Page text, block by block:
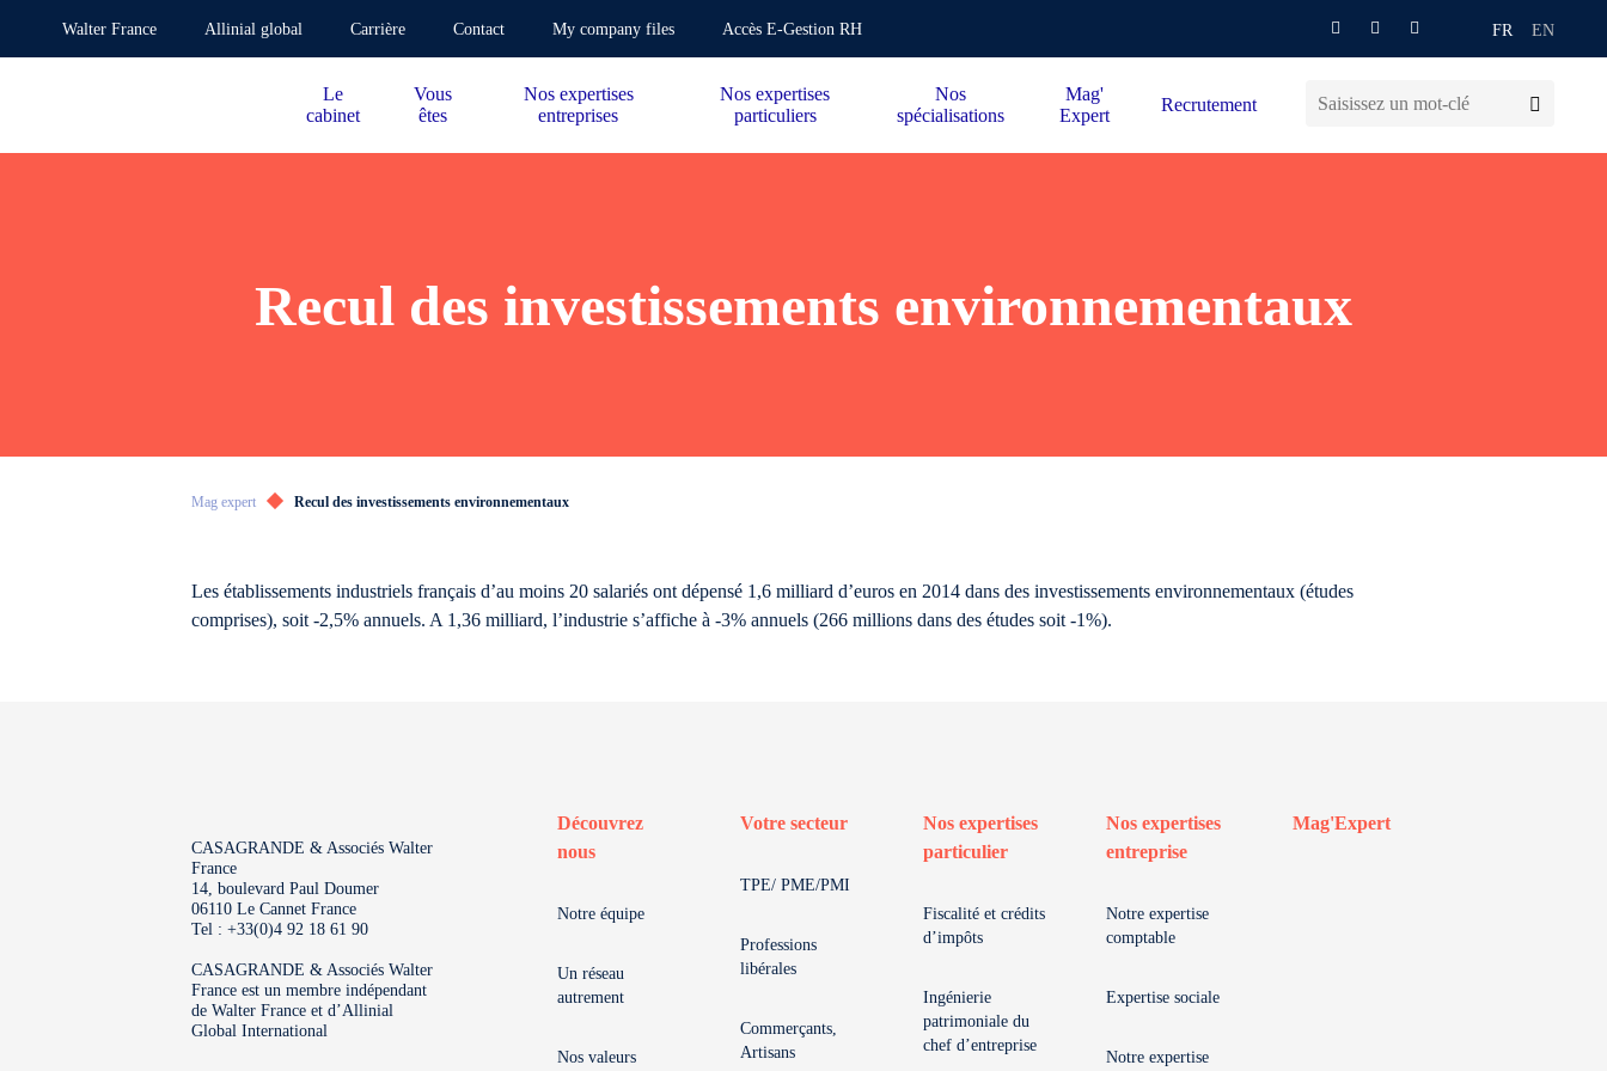
Walter France Allinial global Carrière Contact My company files Accès E-Gestion RH FR EN
Le
cabinet
Vous
êtes
Nos expertises
entreprises
Nos expertises
particuliers
Nos
spécialisations
Mag'
Expert
Recrutement
Recul des investissements environnementaux
Mag expert Recul des investissements environnementaux
Les établissements industriels français d’au moins 20 salariés ont dépensé 1,6 milliard d’euros en 2014 dans des investissements environnementaux (études
comprises), soit -2,5% annuels. A 1,36 milliard, l’industrie s’affiche à -3% annuels (266 millions dans des études soit -1%).
CASAGRANDE & Associés Walter
France
14, boulevard Paul Doumer
06110 Le Cannet France
Tel : +33(0)4 92 18 61 90
CASAGRANDE & Associés Walter
France est un membre indépendant
de Walter France et d’Allinial
Global International
Découvrez
nous
Notre équipe
Un réseau
autrement
Nos valeurs
Votre secteur
TPE/ PME/PMI
Professions
libérales
Commerçants,
Artisans
Nos expertises
particulier
Fiscalité et crédits
d’impôts
Ingénierie
patrimoniale du
chef d’entreprise
Nos expertises
entreprise
Notre expertise
comptable
Expertise sociale
Notre expertise
Mag'Expert